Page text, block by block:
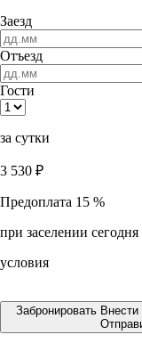
Заезд
Отъезд
Гости
за сутки
3 530 ₽
Предоплата 15 %
при заселении сегодня
условия
Забронировать